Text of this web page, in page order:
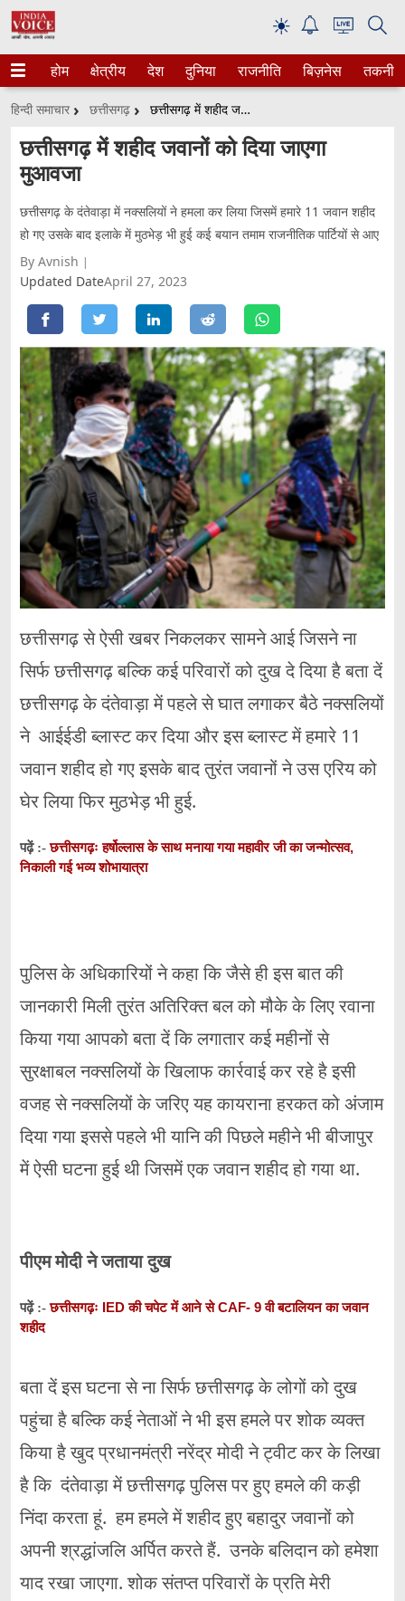
☀
होम क्षेत्रीय देश दुनिया राजनीति बिज़नेस तकनीक
हिन्दी समाचार छत्तीसगढ़ छत्तीसगढ़ में शहीद जवानों को दिया जाएगा मुआवजा
छत्तीसगढ़ में शहीद जवानों को दिया जाएगा
मुआवजा
छत्तीसगढ़ के दंतेवाड़ा में नक्सलियों ने हमला कर लिया जिसमें हमारे 11 जवान शहीद
हो गए उसके बाद इलाके में मुठभेड़ भी हुई कई बयान तमाम राजनीतिक पार्टियों से आए
By Avnish
Updated DateApril 27, 2023
छत्तीसगढ़ से ऐसी खबर निकलकर सामने आई जिसने ना
सिर्फ छत्तीसगढ़ बल्कि कई परिवारों को दुख दे दिया है बता दें
छत्तीसगढ़ के दंतेवाड़ा में पहले से घात लगाकर बैठे नक्सलियों
ने आईईडी ब्लास्ट कर दिया और इस ब्लास्ट में हमारे 11
जवान शहीद हो गए इसके बाद तुरंत जवानों ने उस एरिय को
घेर लिया फिर मुठभेड़ भी हुई.
पढ़ें :-छत्तीसगढ़ः हर्षोल्लास के साथ मनाया गया महावीर जी का जन्मोत्सव,
निकाली गई भव्य शोभायात्रा
पुलिस के अधिकारियों ने कहा कि जैसे ही इस बात की
जानकारी मिली तुरंत अतिरिक्त बल को मौके के लिए रवाना
किया गया आपको बता दें कि लगातार कई महीनों से
सुरक्षाबल नक्सलियों के खिलाफ कार्रवाई कर रहे है इसी
वजह से नक्सलियों के जरिए यह कायराना हरकत को अंजाम
दिया गया इससे पहले भी यानि की पिछले महीने भी बीजापुर
में ऐसी घटना हुई थी जिसमें एक जवान शहीद हो गया था.
पीएम मोदी ने जताया दुख
पढ़ें :-छत्तीसगढ़ः IED की चपेट में आने से CAF- 9 वी बटालियन का जवान
शहीद
बता दें इस घटना से ना सिर्फ छत्तीसगढ़ के लोगों को दुख
पहुंचा है बल्कि कई नेताओं ने भी इस हमले पर शोक व्यक्त
किया है खुद प्रधानमंत्री नरेंद्र मोदी ने ट्वीट कर के लिखा
है कि दंतेवाड़ा में छत्तीसगढ़ पुलिस पर हुए हमले की कड़ी
निंदा करता हूं. हम हमले में शहीद हुए बहादुर जवानों को
अपनी श्रद्धांजलि अर्पित करते हैं. उनके बलिदान को हमेशा
याद रखा जाएगा. शोक संतप्त परिवारों के प्रति मेरी